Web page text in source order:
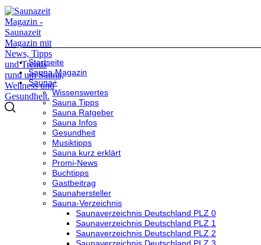
Startseite
Sauna Magazin
Sauna+
Wissenswertes
Sauna Tipps
Sauna Ratgeber
Sauna Infos
Gesundheit
Musiktipps
Sauna kurz erklärt
Promi-News
Buchtipps
Gastbeitrag
Saunahersteller
Sauna-Verzeichnis
Saunaverzeichnis Deutschland PLZ 0
Saunaverzeichnis Deutschland PLZ 1
Saunaverzeichnis Deutschland PLZ 2